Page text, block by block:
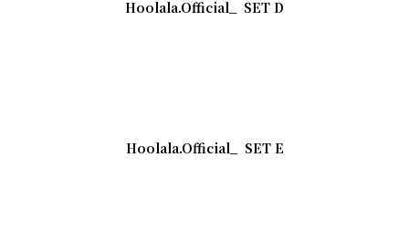
Hoolala.Official_ SET D
Hoolala.Official_ SET E